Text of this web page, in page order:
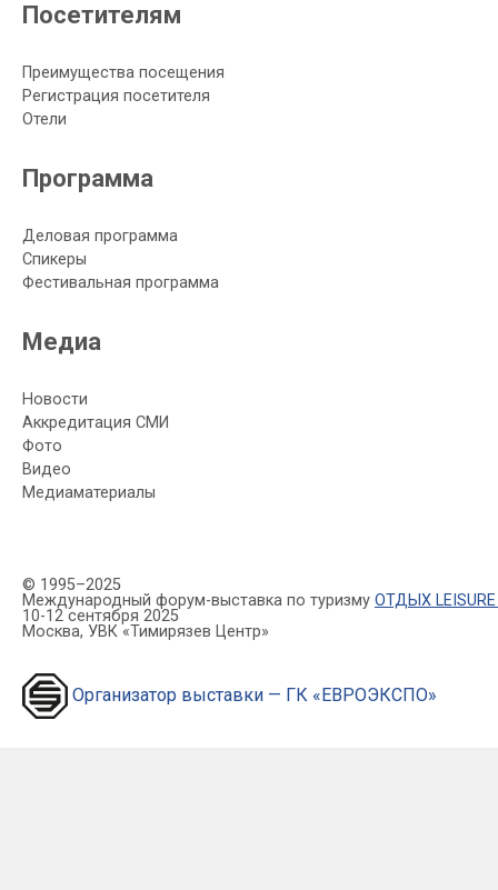
Посетителям
Преимущества посещения
Регистрация посетителя
Отели
Программа
Деловая программа
Спикеры
Фестивальная программа
Медиа
Новости
Аккредитация СМИ
Фото
Видео
Медиаматериалы
© 1995–2025
Международный форум-выставка по туризму ОТДЫХ
10-12 сентября 2025
Москва, УВК «Тимирязев Центр»
Организатор выставки — ГК «ЕВРОЭКСПО»